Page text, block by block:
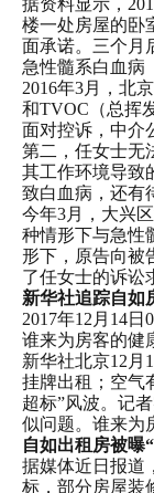
据资料显示，
楼一处房屋的卧
面承诺。三个月
急性髓系白血病
2016年3月，北
和TVOC（总挥
面对控诉，中介
第二，任女士无
其工作环境导致
致白血病，还有
今年3月，大兴
种情形下与急性
形下，原告向被
了任女士的诉讼
新华社追踪自如
2017年12月14日
谁来为房客的健
新华社北京12
挂牌出租；空气
超标”风波。记
似问题。谁来为
自如出租房被曝
据媒体近日报道
标，部分房屋装